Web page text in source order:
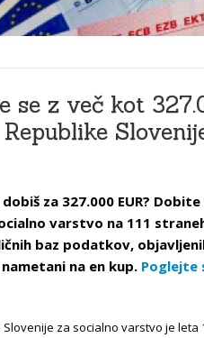
se z več kot
dobiš za 327.000 EUR?
varstvo na 111
baz podatkov,
na en kup. Poglejte
za socialno varstvo je